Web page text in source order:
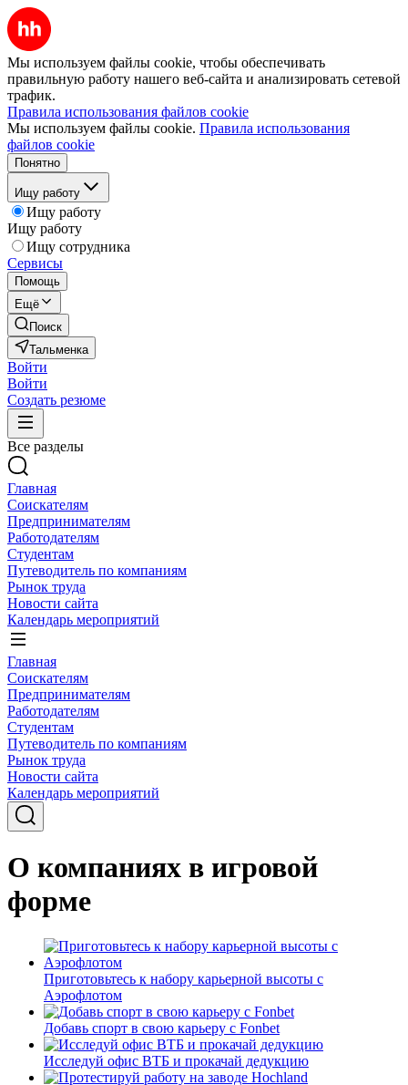
Мы используем файлы cookie, чтобы обеспечивать
правильную работу нашего веб-сайта и анализировать сетевой
трафик.
Правила использования файлов cookie
Мы используем файлы cookie. Правила использования
файлов cookie
Понятно
Ищу работу
Ищу работу
Ищу работу
Ищу сотрудника
Сервисы
Помощь
Ещё
Поиск
Тальменка
Войти
Войти
Создать резюме
Все разделы
Главная
Соискателям
Предпринимателям
Работодателям
Студентам
Путеводитель по компаниям
Рынок труда
Новости сайта
Календарь мероприятий
Главная
Соискателям
Предпринимателям
Работодателям
Студентам
Путеводитель по компаниям
Рынок труда
Новости сайта
Календарь мероприятий
О компаниях в игровой
форме
Приготовьтесь к набору карьерной высоты с
Аэрофлотом
Добавь спорт в свою карьеру с Fonbet
Исследуй офис ВТБ и прокачай дедукцию